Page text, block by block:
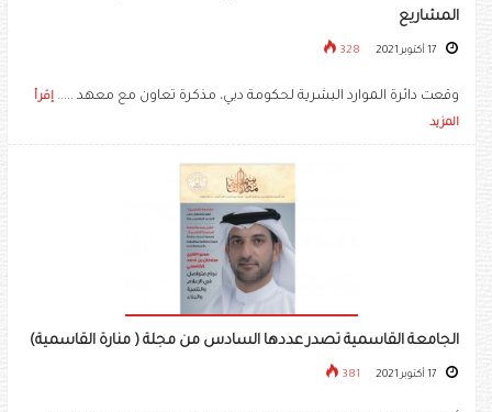
المشاريع
328
وقعت دائرة الموارد البشرية لحكومة دبي، مذكرة تعاون مع معهد ..... إقرأ
المزيد
الجامعة القاسمية تصدر عددها السادس من مجلة ( منارة القاسمية)
381